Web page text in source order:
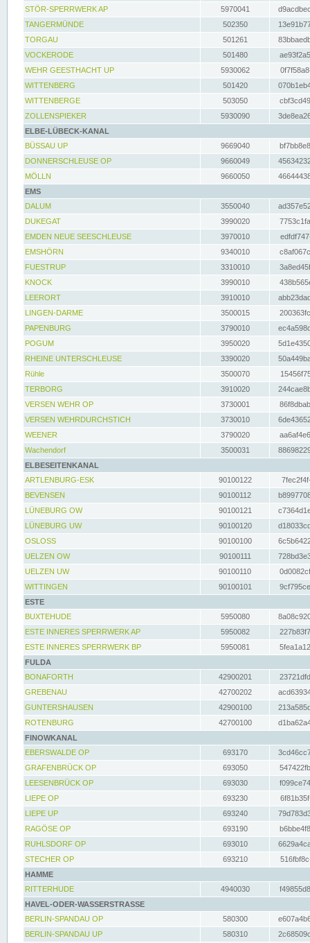
STÖR-SPERRWERK AP 5970041
TANGERMÜNDE
502350
TORGAU
501261
VOCKERODE
501480
WEHR GEESTHACHT UP
5930062
WITTENBERG
501420
WITTENBERGE
503050
ZOLLENSPIEKER
5930090
ELBE-LÜBECK-KANAL
BÜSSAU UP
9669040
DONNERSCHLEUSE OP
9660049
MÖLLN
9660050
EMS
DALUM
3550040
DUKEGAT
3990020
EMDEN NEUE SEESCHLEUSE
3970010
EMSHÖRN
9340010
FUESTRUP
3310010
KNOCK
3990010
LEERORT
3910010
LINGEN-DARME
3500015
PAPENBURG
3790010
POGUM
3950020
RHEINE UNTERSCHLEUSE
3390020
Rühle
3500070
TERBORG
3910020
VERSEN WEHR OP
3730001
VERSEN WEHRDURCHSTICH
3730010
WEENER
3790020
Wachendorf
3500031
ELBESEITENKANAL
ARTLENBURG-ESK
90100122
BEVENSEN
90100112
LÜNEBURG OW
90100121
LÜNEBURG UW
90100120
OSLOSS
90100100
UELZEN OW
90100111
UELZEN UW
90100110
WITTINGEN
90100101
ESTE
BUXTEHUDE
5950080
ESTE INNERES SPERRWERK AP
5950082
ESTE INNERES SPERRWERK BP
5950081
FULDA
BONAFORTH
42900201
GREBENAU
42700202
GUNTERSHAUSEN
42900100
ROTENBURG
42700100
FINOWKANAL
EBERSWALDE OP
693170
GRAFENBRÜCK OP
693050
LEESENBRÜCK OP
693030
LIEPE OP
693230
LIEPE UP
693240
RAGÖSE OP
693190
RUHLSDORF OP
693010
STECHER OP
693210
HAMME
RITTERHUDE
4940030
HAVEL-ODER-WASSERSTRASSE
BERLIN-SPANDAU OP
580300
BERLIN-SPANDAU UP
580310